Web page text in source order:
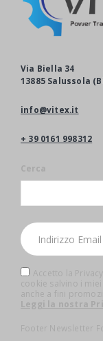
Via Biella 34
13885 Salussola
info@vitex.it
+ 39 0161 998312
Cerca
Accetto la
cookie salvino i
anche a fini
Leggi la nostra
Footer Newsletter